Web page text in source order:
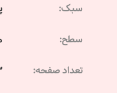
سبک:
سطح:
تعداد صفحه: